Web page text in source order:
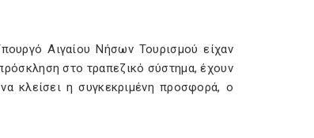
Αιγαίου Νήσων Τουρισμού είχαν
στο τραπεζικό σύστημα, έχουν
κλείσει η συγκεκριμένη προσφορά, ο